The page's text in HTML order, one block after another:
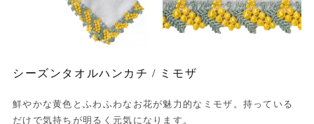
シーズンタオルハンカチ / ミモザ
鮮やかな黄色とふわふわなお花が魅力的なミモザ。持っている
だけで気持ちが明るく元気になります。